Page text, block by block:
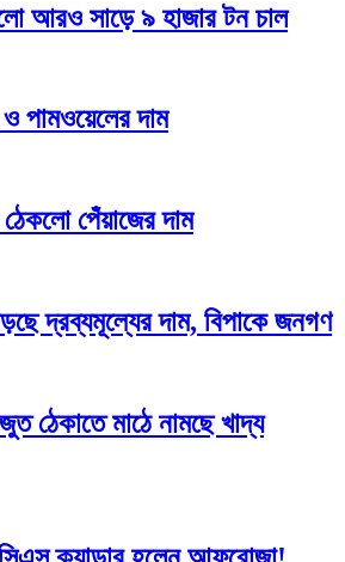
আরও সাড়ে ৯ হাজার টন চাল
পামওয়েলের দাম
পেঁয়াজের দাম
দ্রব্যমূল্যের দাম, বিপাকে জনগণ
ঠেকাতে মাঠে নামছে খাদ্য